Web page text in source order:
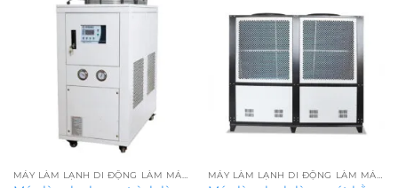
MÁY LÀM LẠNH DI ĐỘNG LÀM MÁT BẰNG KHÔNG KHÍ MÁY LÀM LẠNH DI ĐỘNG LÀM MÁT BẰNG KHÔNG KHÍ